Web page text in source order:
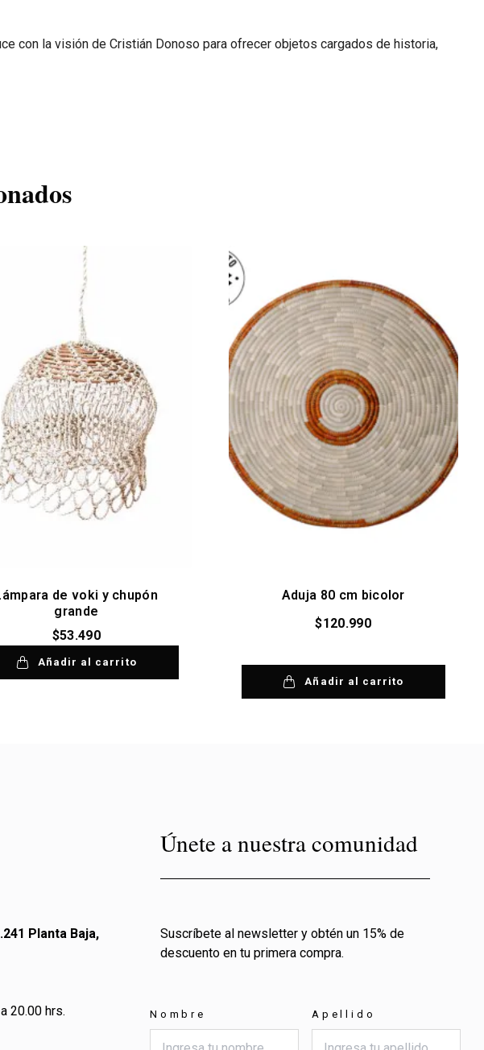
con la visión de Cristián Donoso para ofrecer objetos cargados de historia,
de voki y chupón
grande
$53.490
Añadir al carrito
Aduja 80 cm bicolor
$120.990
Añadir al carrito
Planta Baja,
20.00 hrs.
Únete a nuestra comunidad
Suscríbete al newsletter y obtén un 15% de
descuento en tu primera compra.
Nombre Apellido